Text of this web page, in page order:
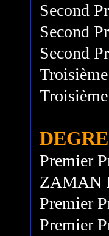
Second
Second
Second
Premier
ZAMAN
Premier
Premier